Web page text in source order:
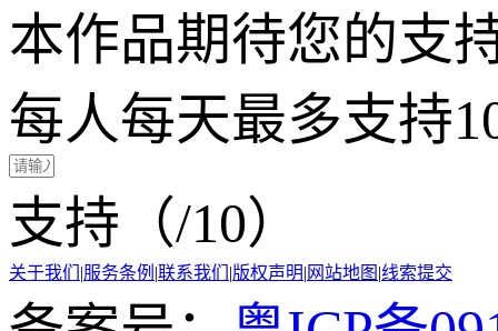
本作品期待您的支
每人每天最多支持
支持（/10）
关于我们 |服务条例 |联系我们 |版权声明| 网站地图 |线索提交